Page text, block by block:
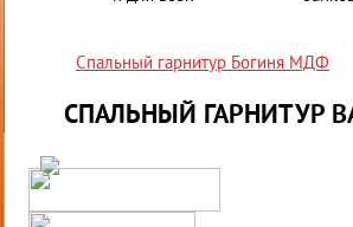
Спальный гарнитур Богиня МДФ
СПАЛЬНЫЙ ГАРНИТУР